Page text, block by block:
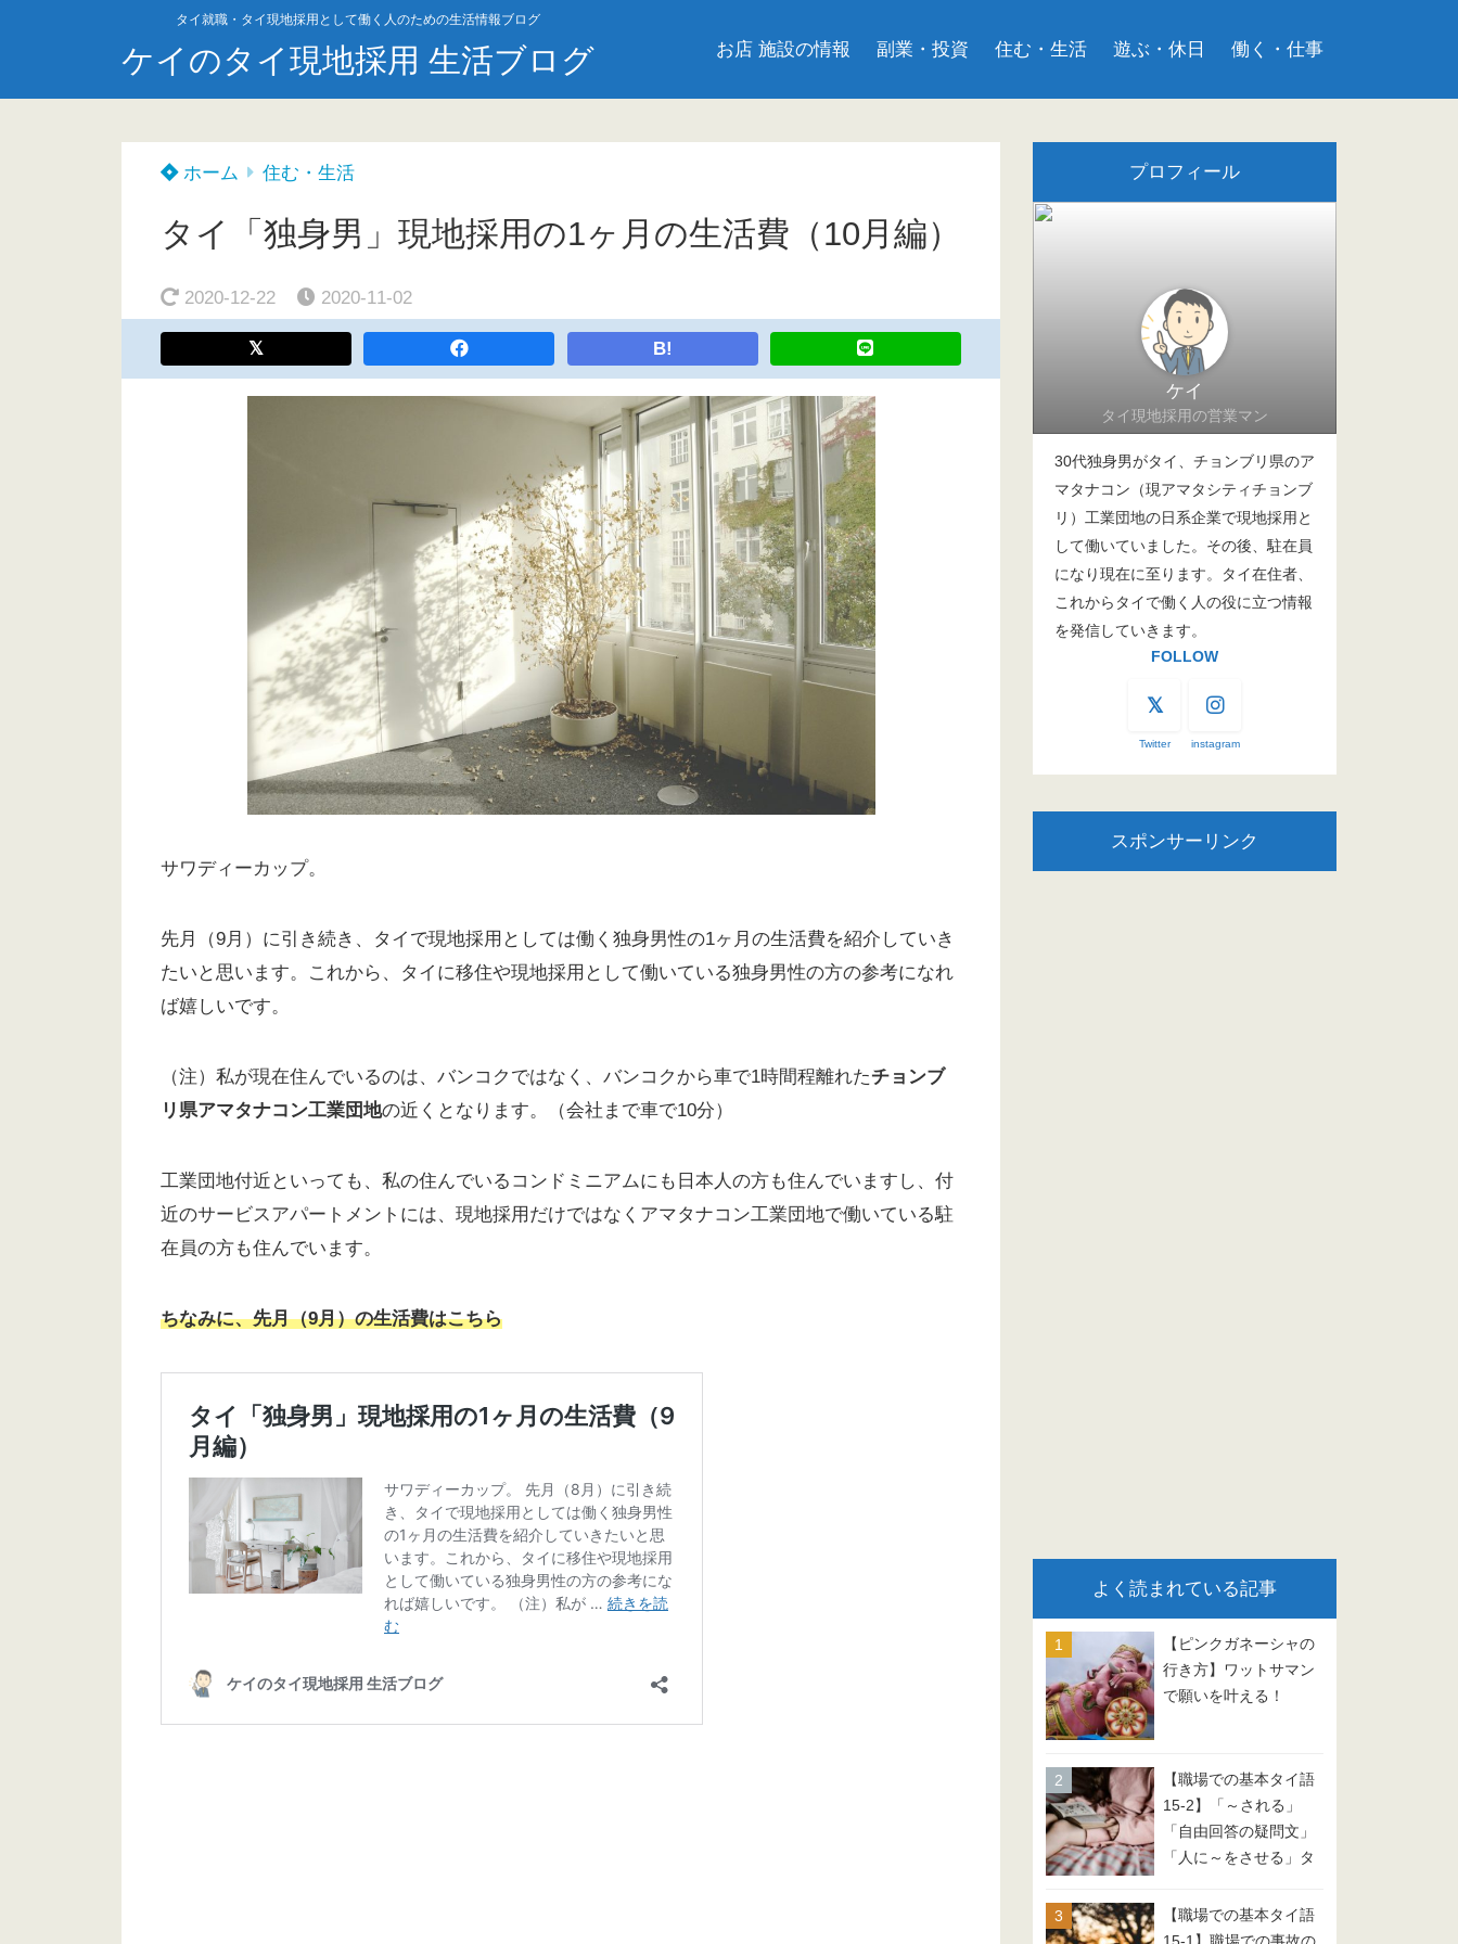
タイ就職・タイ現地採用として働く人のための生活情報ブログ
ケイのタイ現地採用 生活ブログ お店 施設の情報 副業・投資 住む・生活 遊ぶ・休日 働く・仕事
ホーム 住む・生活
タイ「独身男」現地採用の1ヶ月の生活費（10月編）
2020-12-22 2020-11-02
B!
サワディーカップ。
先月（9月）に引き続き、タイで現地採用としては働く独身男性の1ヶ月の生活費を紹介していき
たいと思います。これから、タイに移住や現地採用として働いている独身男性の方の参考になれ
ば嬉しいです。
（注）私が現在住んでいるのは、バンコクではなく、バンコクから車で1時間程離れたチョンブ
リ県アマタナコン工業団地の近くとなります。（会社まで車で10分）
工業団地付近といっても、私の住んでいるコンドミニアムにも日本人の方も住んでいますし、付
近のサービスアパートメントには、現地採用だけではなくアマタナコン工業団地で働いている駐
在員の方も住んでいます。
ちなみに、先月（9月）の生活費はこちら
プロフィール
ケイ
タイ現地採用の営業マン
30代独身男がタイ、チョンブリ県のア
マタナコン（現アマタシティチョンブ
リ）工業団地の日系企業で現地採用と
して働いていました。その後、駐在員
になり現在に至ります。タイ在住者、
これからタイで働く人の役に立つ情報
を発信していきます。
FOLLOW
Twitter instagram
スポンサーリンク
よく読まれている記事
【ピンクガネーシャの
行き方】ワットサマン
で願いを叶える！
【職場での基本タイ語
15-2】「～される」
「自由回答の疑問文」
「人に～をさせる」タ
【職場での基本タイ語